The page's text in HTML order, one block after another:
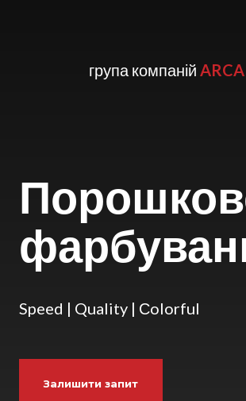
група компаній
Speed | Quality | Сolorful
Залишити запит